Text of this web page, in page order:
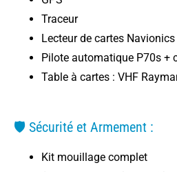
Traceur
Lecteur de cartes
Pilote automatique P70s +
Table à cartes : VHF
🛡️ Sécurité et Armement :
Kit mouillage complet